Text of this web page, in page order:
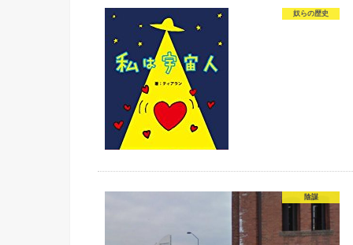
奴らの歴史
陰謀